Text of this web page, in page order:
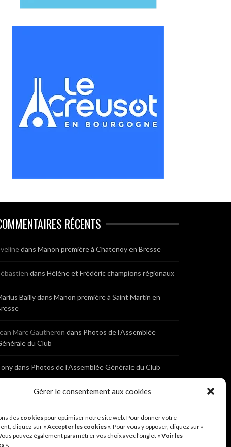
Gérer le consentement aux cookies
des cookiespour optimiser notre site web. Pour donner votre
cliquez sur « Accepter les cookies ». Pour vous y opposer, cliquez sur «
pouvez également paramétrer vos choix avec l'onglet « Voir les
».
RÉCENTS
dans Manon première à Chatenoy en Bresse
dans Hélène et Frédéric champions régionaux
Baillydans Manon première à Saint Martin en
Marc Gautheron dans Photos de l’Assemblée
du Club
dans Photos de l’Assemblée Générale du Club
dansCyclocross de Brochon (21)
dansCyclocross de Brochon (21)
dansDiététique Nutrition 71 – Cécile Guyon